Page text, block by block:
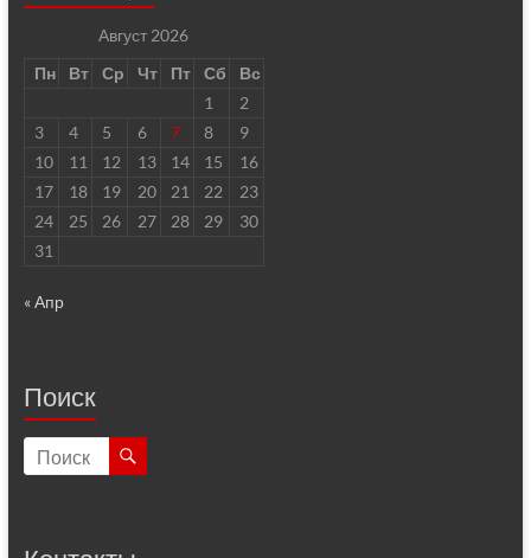
Август 2026
Пн
Вт Ср Чт Пт Сб
Вс
1
2
3
4 5 6 7 8
9
10
11 12 13 14 15
16
17
18 19 20 21 22
23
24
25 26 27 28 29
30
31
« Апр
Поиск